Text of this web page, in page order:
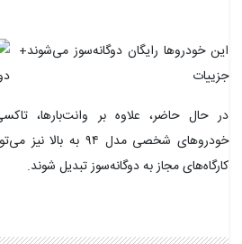
این خودروها رایگان دوگانه‌سوز می‌شوند+
جزییات
در حال حاضر، علاوه بر وانت‌بارها،
خودروهای شخصی مدل ۹۴
کارگاه‌های مجاز به دوگانه‌سوز تبدیل شوند.